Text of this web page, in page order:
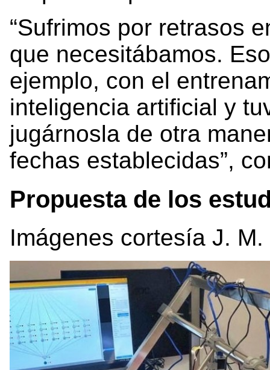
“Sufrimos por retrasos
que necesitábamos.
ejemplo, con el
inteligencia artificial y
jugárnosla de otra
fechas establecidas”,
Propuesta de los
Imágenes cortesía J.